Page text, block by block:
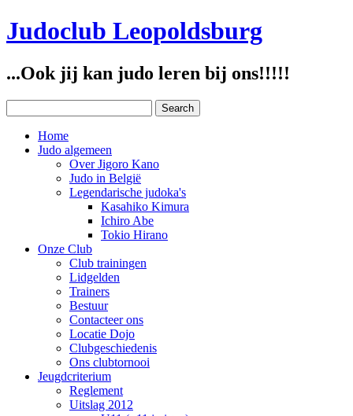
Judoclub Leopoldsburg
...Ook jij kan judo leren bij ons!!!!!
Home
Judo algemeen
Over Jigoro Kano
Judo in België
Legendarische judoka's
Kasahiko Kimura
Ichiro Abe
Tokio Hirano
Onze Club
Club trainingen
Lidgelden
Trainers
Bestuur
Contacteer ons
Locatie Dojo
Clubgeschiedenis
Ons clubtornooi
Jeugdcriterium
Reglement
Uitslag 2012